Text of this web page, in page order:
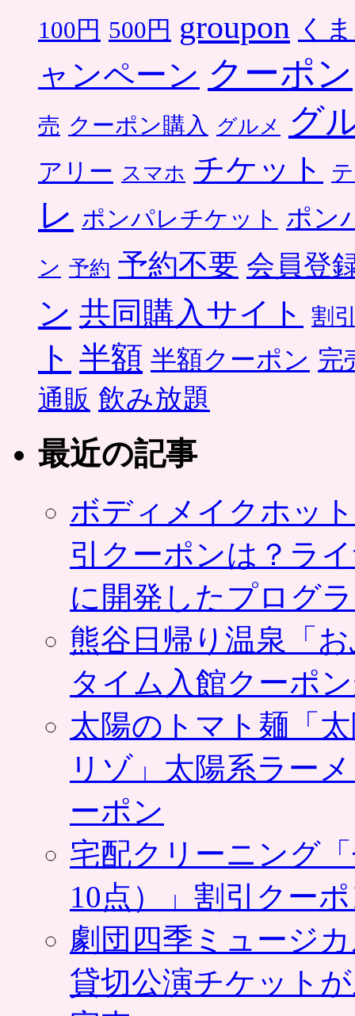
100円 500円 groupon く
ャンペーン クーポン
売 クーポン購入 グルメ グ
アリー スマホ チケット
レ ポンパレチケット ポン
ン 予約 予約不要 会員登
ン 共同購入サイト 割
ト 半額 半額クーポン 完
通販 飲み放題
最近の記事
ボディメイクホッ
引クーポンは？ラ
に開発したプログ
熊谷日帰り温泉「
タイム入館クーポ
太陽のトマト麺「
リゾ」太陽系ラー
ーポン
宅配クリーニング
10点）」割引クー
劇団四季ミュージ
貸切公演チケット